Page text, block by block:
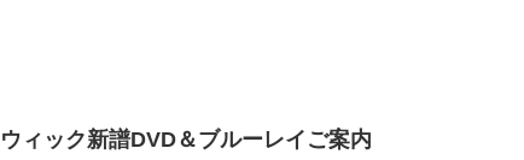
ウィック新譜DVD＆ブルーレイご案内